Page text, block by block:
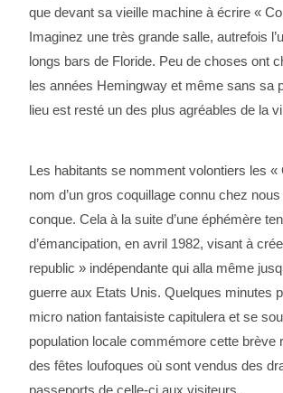
que devant sa vieille machine à écrire «
Imaginez une très grande salle, autrefois
longs bars de Floride. Peu de choses ont
les années Hemingway et même sans sa
lieu est resté un des plus agréables de la
Les habitants se nomment volontiers les «
nom d’un gros coquillage connu chez
conque. Cela à la suite d’une éphémère
d’émancipation, en avril 1982, visant à
republic » indépendante qui alla même
guerre aux Etats Unis. Quelques minutes
micro nation fantaisiste capitulera et se
population locale commémore cette brève
des fêtes loufoques où sont vendus des
passeports de celle-ci aux visiteurs.